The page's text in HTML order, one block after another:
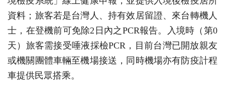
資料；旅客若是台灣人、持有效居留證、來台轉機人
士，在登機前可免除2日內之PCR報告。入境時（第0
天）旅客需接受唾液採檢PCR，目前台灣已開放親友
或機關團體車輛至機場接送，同時機場亦有防疫計程
車提供民眾搭乘。